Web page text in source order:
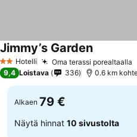
2 Tähtiluokitus
Hotelli Oma terassi porealtaalla
Jimmy’s GardenKatso
9,4 Loistava 336 0.6 km
Alkaen 79 €
Näytä hinnat 10 sivustolta